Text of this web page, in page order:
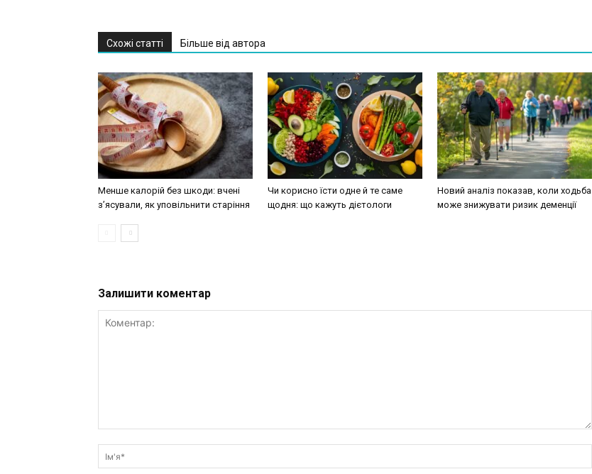
Схожі статті Більше від автора
Менше калорій без шкоди: вчені
з’ясували, як уповільнити старіння
Чи корисно їсти одне й те саме
щодня: що кажуть дієтологи
Новий аналіз показав, коли ходьба
може знижувати ризик деменції
Залишити коментар